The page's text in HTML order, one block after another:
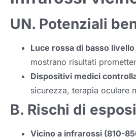
UN. Potenziali
Luce rossa di basso
mostrano risultati
Dispositivi medici
sicurezza, terapia oculare
B. Rischi di
Vicino a infrarossi (810-